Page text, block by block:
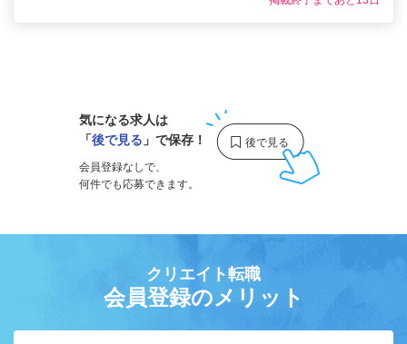
気になる求人は
「後で見る 」で保存！
会員登録なしで、
何件でも応募できます。
クリエイト転職
会員登録のメリット